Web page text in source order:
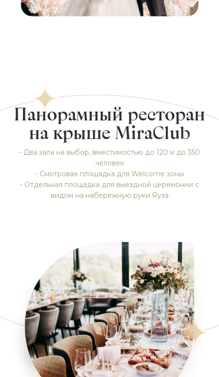
Панорамный ресторан
на крыше MiraClub
- Два зала на выбор, вместимостью до 120 и до 350
человек
- Смотровая площадка для Welcome зоны
- Отдельная площадка для выездной церемонии с
видом на набережную руки Яуза